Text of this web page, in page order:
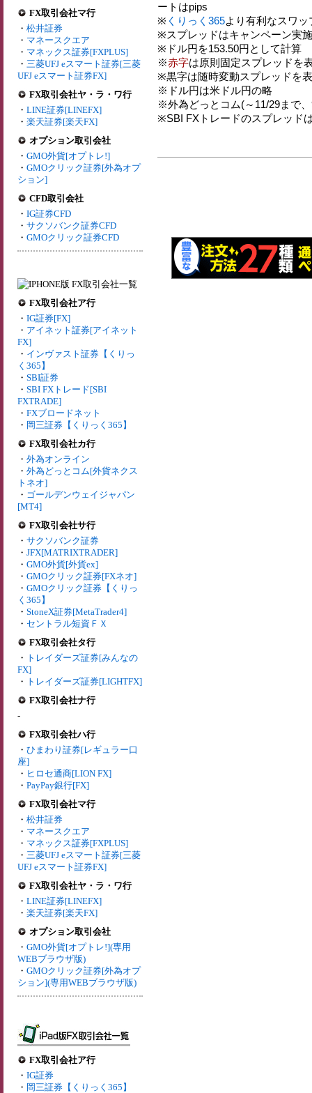
FX取引会社マ行
・ 松井証券
・ マネースクエア
・ マネックス証券[FXPLUS]
・ 三菱UFJ eスマート証券[三菱
UFJ eスマート証券FX]
FX取引会社ヤ・ラ・ワ行
・ LINE証券[LINEFX]
・ 楽天証券[楽天FX]
オプション取引会社
・ GMO外貨[オプトレ!]
・ GMOクリック証券[外為オプ
ション]
CFD取引会社
・ IG証券CFD
・ サクソバンク証券CFD
・ GMOクリック証券CFD
FX取引会社ア行
・ IG証券[FX]
・ アイネット証券[アイネット
FX]
・ インヴァスト証券【くりっ
く365】
・ SBI証券
・ SBI FXトレード[SBI
FXTRADE]
・ FXブロードネット
・ 岡三証券【くりっく365】
FX取引会社カ行
・ 外為オンライン
・ 外為どっとコム[外貨ネクス
トネオ]
・ ゴールデンウェイジャパン
[MT4]
FX取引会社サ行
・ サクソバンク証券
・ JFX[MATRIXTRADER]
・ GMO外貨[外貨ex]
・ GMOクリック証券[FXネオ]
・ GMOクリック証券【くりっ
く365】
・ StoneX証券[MetaTrader4]
・ セントラル短資ＦＸ
FX取引会社タ行
・ トレイダーズ証券[みんなの
FX]
・ トレイダーズ証券[LIGHTFX]
FX取引会社ナ行
-
FX取引会社ハ行
・ ひまわり証券[レギュラー口
座]
・ ヒロセ通商[LION FX]
・ PayPay銀行[FX]
FX取引会社マ行
・ 松井証券
・ マネースクエア
・ マネックス証券[FXPLUS]
・ 三菱UFJ eスマート証券[三菱
UFJ eスマート証券FX]
FX取引会社ヤ・ラ・ワ行
・ LINE証券[LINEFX]
・ 楽天証券[楽天FX]
オプション取引会社
・ GMO外貨[オプトレ!](専用
WEBブラウザ版)
・ GMOクリック証券[外為オプ
ション](専用WEBブラウザ版)
FX取引会社ア行
・ IG証券
・ 岡三証券【くりっく365】
ートはpips
※ くりっく365より有利なスワッ
※スプレッドはキャンペーン実
※ドル円を153.50円として計算
※赤字は原則固定スプレッドを
※黒字は随時変動スプレッドを
※ドル円は米ドル円の略
※外為どっとコム(～11/29まで
※SBI FXトレードのスプレッド